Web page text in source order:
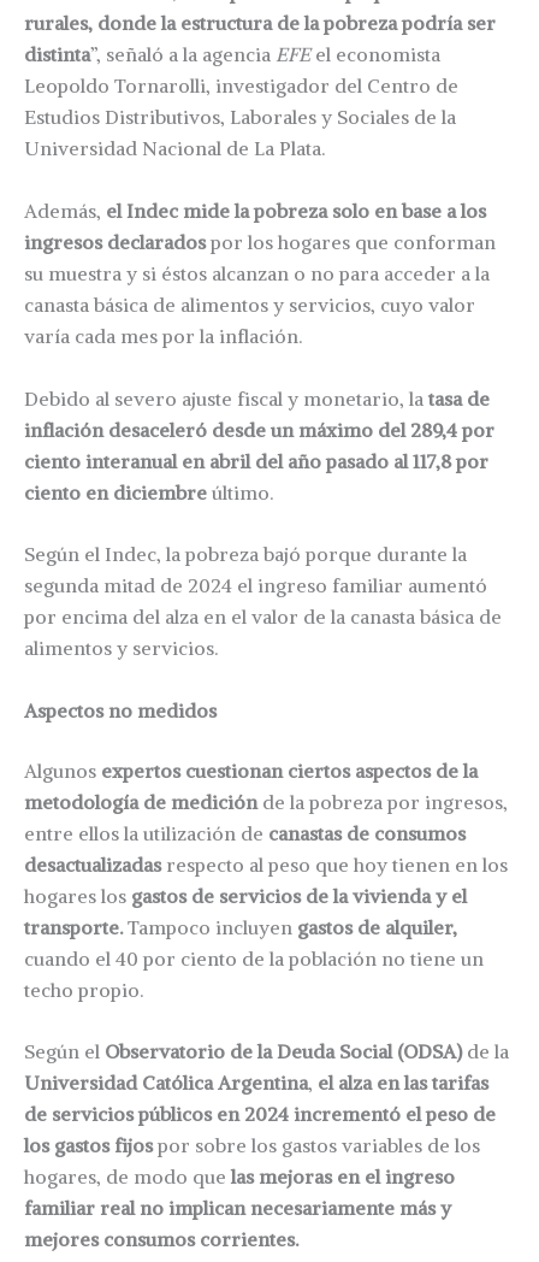
rurales, donde la estructura de la pobreza podría ser
distinta”, señaló a la agencia EFEel economista
Leopoldo Tornarolli, investigador del Centro de
Estudios Distributivos, Laborales y Sociales de la
Universidad Nacional de La Plata.
Además, el Indec mide la pobreza solo en base a los
ingresos declaradospor los hogares que conforman
su muestra y si éstos alcanzan o no para acceder a la
canasta básica de alimentos y servicios, cuyo valor
varía cada mes por la inflación.
Debido al severo ajuste fiscal y monetario, la tasa de
inflación desaceleró desde un máximo del 289,4 por
ciento interanual en abril del año pasado al 117,8 por
ciento en diciembre último.
Según el Indec, la pobreza bajó porque durante la
segunda mitad de 2024 el ingreso familiar aumentó
por encima del alza en el valor de la canasta básica de
alimentos y servicios.
Aspectos no medidos
Algunos expertos cuestionan ciertos aspectos de la
metodología de medición de la pobreza por ingresos,
entre ellos la utilización de canastas de consumos
desactualizadasrespecto al peso que hoy tienen en los
hogares los gastos de servicios de la vivienda y el
transporte.Tampoco incluyen gastos de alquiler,
cuando el 40 por ciento de la población no tiene un
techo propio.
Según el Observatorio de la Deuda Social (ODSA)de la
Universidad Católica Argentina, el alza en las tarifas
de servicios públicos en 2024 incrementó el peso de
los gastos fijospor sobre los gastos variables de los
hogares, de modo quelas mejoras en el ingreso
familiar real no implican necesariamente más y
mejores consumos corrientes.